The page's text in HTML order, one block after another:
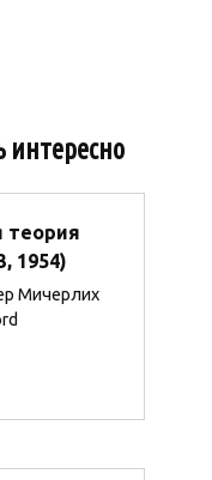
интересно
теория
1954)
Мичерлих